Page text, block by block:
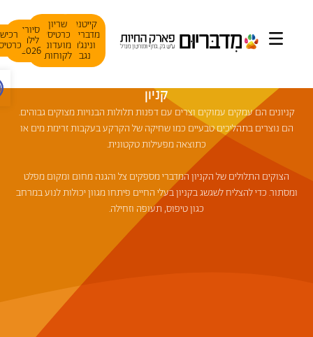
קייטנת
מדבריום
ונינג׳ה
שריון
כרטיסי
מועדוני
לקוחות
סיורי
לילה
2026
רכישת
כרטיסים
קניון
קניונים הם עמקים עמוקים וצרים עם דפנות תלולות הבנויות מצוקים גבוהים.
הם נוצרים בתהליכים טבעיים כמו שחיקה של הקרקע בעקבות זרימת מים או
כתוצאה מפעילות טקטונית.
הצוקים התלולים של הקניון המדברי מספקים צל והגנה מחום ומקום מפלט
ומסתור. כדי להצליח לשגשג בקניון בעלי החיים פיתחו מגוון יכולות לנוע במרחב
כגון טיפוס, תעופה וזחילה.